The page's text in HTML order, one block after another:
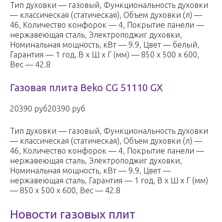
Тип духовки — газовый, Функциональность духовки
— классическая (статическая), Объем духовки (л) —
46, Количество конфорок — 4, Покрытие панели —
нержавеющая сталь, Электроподжиг духовки,
Номинальная мощность, кВт — 9.9, Цвет — белый,
Гарантия — 1 год, В x Ш x Г (мм) — 850 x 500 x 600,
Вес — 42.8
Газовая плита Beko CG 51110 GX
20390 руб20390 руб
Тип духовки — газовый, Функциональность духовки
— классическая (статическая), Объем духовки (л) —
46, Количество конфорок — 4, Покрытие панели —
нержавеющая сталь, Электроподжиг духовки,
Номинальная мощность, кВт — 9.9, Цвет —
нержавеющая сталь, Гарантия — 1 год, В x Ш x Г (мм)
— 850 x 500 x 600, Вес — 42.8
Новости газовых плит